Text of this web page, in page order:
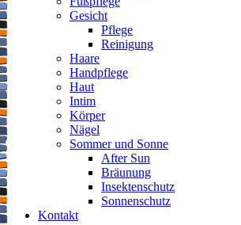
Gesicht
Pflege
Reinigung
Haare
Handpflege
Haut
Intim
Körper
Nägel
Sommer und Sonne
After Sun
Bräunung
Insektenschutz
Sonnenschutz
Kontakt